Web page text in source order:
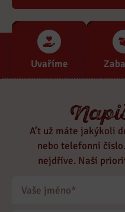
Uvaříme
A’t už máte jakýkoli
nebo telefonní
nejdříve. Naší